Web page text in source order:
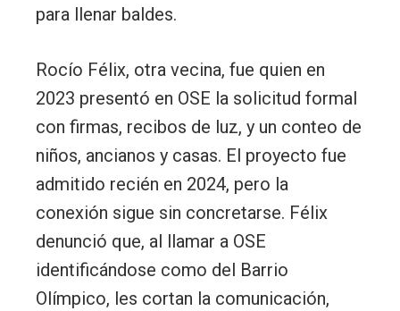
para llenar baldes.
Rocío Félix, otra vecina, fue quien en
2023 presentó en OSE la solicitud formal
con firmas, recibos de luz, y un conteo de
niños, ancianos y casas. El proyecto fue
admitido recién en 2024, pero la
conexión sigue sin concretarse. Félix
denunció que, al llamar a OSE
identificándose como del Barrio
Olímpico, les cortan la comunicación,